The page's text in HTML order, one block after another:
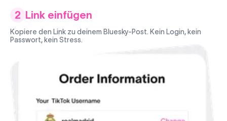
2 Link einfügen
Kopiere den Link zu deinem Bluesky-Post. Kein Login, kein
Passwort, kein Stress.